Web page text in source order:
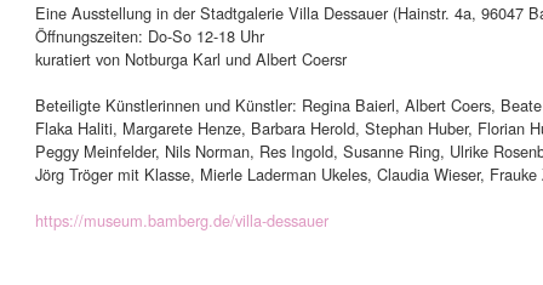
Eine Ausstellung in der Stadtgalerie Villa Dessauer (Hainstr. 4a, 96047
Öffnungszeiten: Do-So 12-18 Uhr
kuratiert von Notburga Karl und Albert Coersr
Beteiligte Künstlerinnen und Künstler: Regina Baierl, Albert Coers,
Flaka Haliti, Margarete Henze, Barbara Herold, Stephan Huber, Florian
Peggy Meinfelder, Nils Norman, Res Ingold, Susanne Ring, Ulrike
Jörg Tröger mit Klasse, Mierle Laderman Ukeles, Claudia Wieser,
https://museum.bamberg.de/villa-dessauer